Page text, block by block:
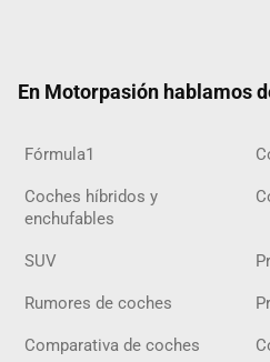
En Motorpasión hablamos
Fórmula1
Coches híbridos y
enchufables
SUV
Rumores de coches
Comparativa de coches